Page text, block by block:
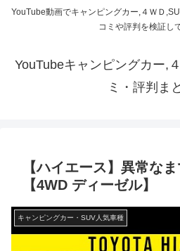
YouTube動画でキャンピングカー,４ＷＤ
コミや評判を検証し
YouTubeキャンピングカー,
ミ・評判ま
【ハイエース】異常な
【4WD ディーゼル】
キャンピングカー・SUV人気車種